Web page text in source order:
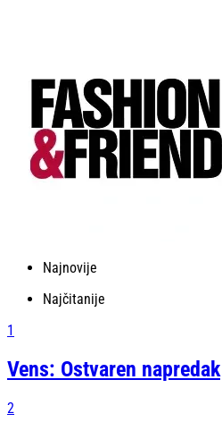
Najnovije
Najčitanije
1
Vens: Ostvaren napredak
2